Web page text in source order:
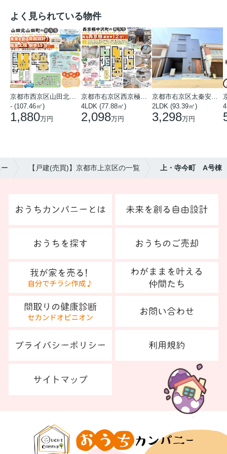
よく見られている物件
- (107.46㎡)
1,880万円
4LDK (77.88㎡)
2,098万円
2LDK (93.39㎡)
3,298万円
【戸建(売買)】京都市上京区の一覧 上・寺今町 A号棟